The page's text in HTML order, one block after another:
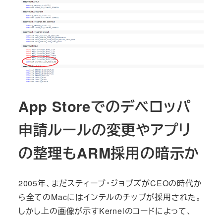
App Storeでのデベロッパ
申請ルールの変更やアプリ
の整理もARM採用の暗示か
2005年、まだスティーブ・ジョブズがCEOの時代か
ら全てのMacにはインテルのチップが採用された。
しかし上の画像が示すKernelのコードによって、